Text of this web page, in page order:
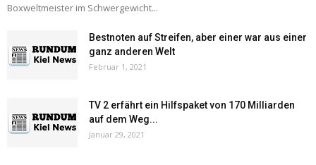
Boxweltmeister im Schwergewicht...
Bestnoten auf Streifen, aber einer war aus einer
ganz anderen Welt
Februar 1, 2021
TV 2 erfährt ein Hilfspaket von 170 Milliarden
auf dem Weg...
Januar 29, 2021